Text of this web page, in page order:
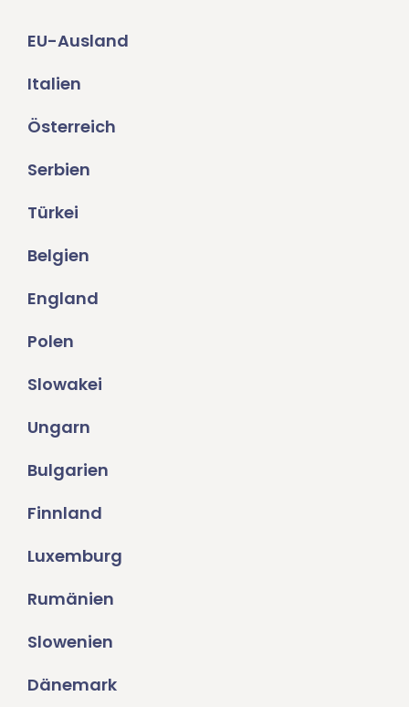
EU-Ausland
Italien
Österreich
Serbien
Türkei
Belgien
England
Polen
Slowakei
Ungarn
Bulgarien
Finnland
Luxemburg
Rumänien
Slowenien
Dänemark